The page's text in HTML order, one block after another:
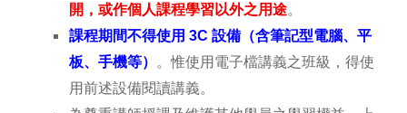
開，或作個人課程學習以外之用途。
課程期間不得使用 3C 設備（含筆記型電腦、平
板、手機等）
。惟使用電子檔講義之班級，得使
用前述設備閱讀講義。